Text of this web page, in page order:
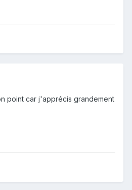
point car j'apprécis grandement